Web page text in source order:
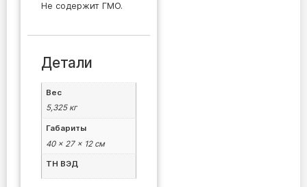
Не содержит ГМО.
Детали
Вес
5,325 кг
Габариты
40 × 27 × 12 см
ТН ВЭД